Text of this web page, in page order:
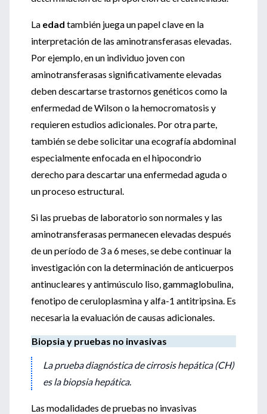
La edad también juega un papel clave en la
interpretación de las aminotransferasas elevadas.
Por ejemplo, en un individuo joven con
aminotransferasas significativamente elevadas
deben descartarse trastornos genéticos como la
enfermedad de Wilson o la hemocromatosis y
requieren estudios adicionales. Por otra parte,
también se debe solicitar una ecografía abdominal
especialmente enfocada en el hipocondrio
derecho para descartar una enfermedad aguda o
un proceso estructural.
Si las pruebas de laboratorio son normales y las
aminotransferasas permanecen elevadas después
de un período de 3 a 6 meses, se debe continuar la
investigación con la determinación de anticuerpos
antinucleares y antimúsculo liso, gammaglobulina,
fenotipo de ceruloplasmina y alfa-1 antitripsina. Es
necesaria la evaluación de causas adicionales.
Biopsia y pruebas no invasivas
La prueba diagnóstica de cirrosis hepática (CH)
es la biopsia hepática.
Las modalidades de pruebas no invasivas